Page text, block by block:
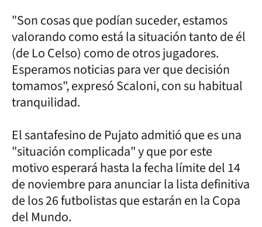
"Son cosas que podían suceder, estamos
valorando como está la situación tanto de él
(de Lo Celso) como de otros jugadores.
Esperamos noticias para ver que decisión
tomamos", expresó Scaloni, con su habitual
tranquilidad.
El santafesino de Pujato admitió que es una
"situación complicada" y que por este
motivo esperará hasta la fecha límite del 14
de noviembre para anunciar la lista definitiva
de los 26 futbolistas que estarán en la Copa
del Mundo.